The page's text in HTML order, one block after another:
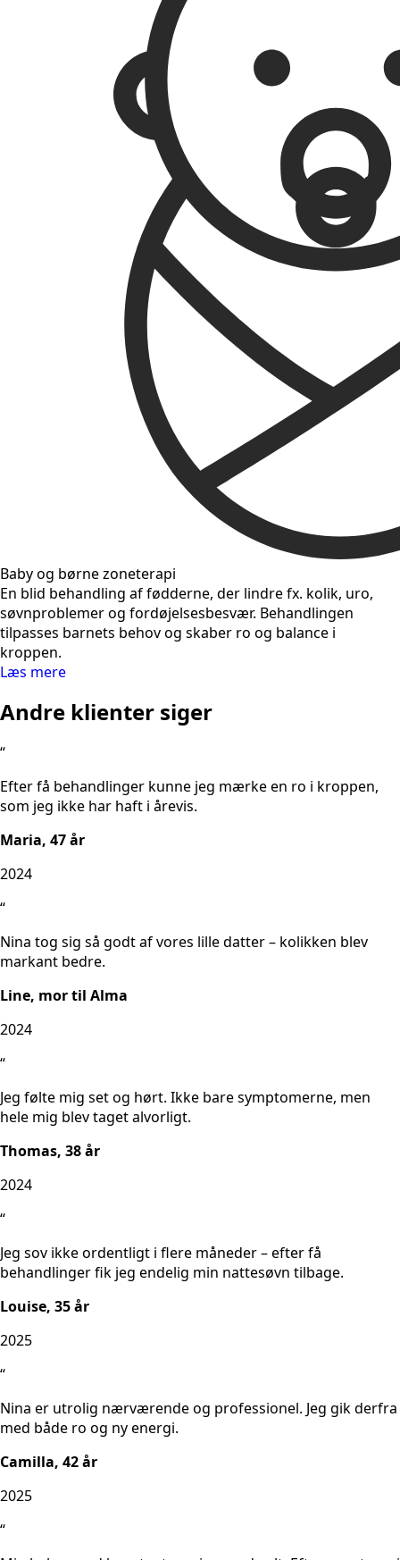
Baby og børne zoneterapi
En blid behandling af fødderne, der lindre fx. kolik, uro,
søvnproblemer og fordøjelsesbesvær. Behandlingen
tilpasses barnets behov og skaber ro og balance i
kroppen.
Læs mere
Andre klienter siger
“
Efter få behandlinger kunne jeg mærke en ro i kroppen,
som jeg ikke har haft i årevis.
Maria, 47 år
2024
“
Nina tog sig så godt af vores lille datter – kolikken blev
markant bedre.
Line, mor til Alma
2024
“
Jeg følte mig set og hørt. Ikke bare symptomerne, men
hele mig blev taget alvorligt.
Thomas, 38 år
2024
“
Jeg sov ikke ordentligt i flere måneder – efter få
behandlinger fik jeg endelig min nattesøvn tilbage.
Louise, 35 år
2025
“
Nina er utrolig nærværende og professionel. Jeg gik derfra
med både ro og ny energi.
Camilla, 42 år
2025
“